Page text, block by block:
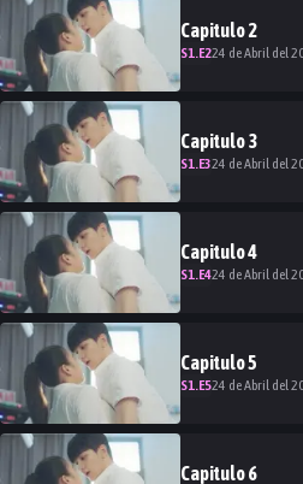
Capitulo2
S1.E224 de Abril del
Capitulo3
S1.E324 de Abril del
Capitulo4
S1.E424 de Abril del
Capitulo5
S1.E524 de Abril del
Capitulo6